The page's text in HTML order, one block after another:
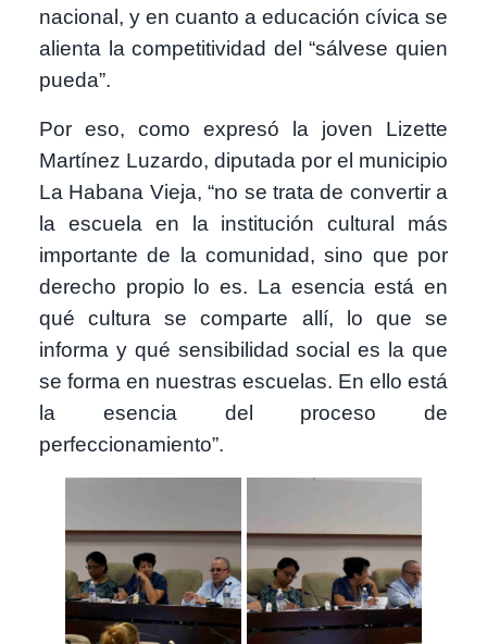
nacional, y en cuanto a educación cívica se
alienta la competitividad del “sálvese quien
pueda”.
Por eso, como expresó la joven Lizette
Martínez Luzardo, diputada por el municipio
La Habana Vieja, “no se trata de convertir a
la escuela en la institución cultural más
importante de la comunidad, sino que por
derecho propio lo es. La esencia está en
qué cultura se comparte allí, lo que se
informa y qué sensibilidad social es la que
se forma en nuestras escuelas. En ello está
la esencia del proceso de
perfeccionamiento”.